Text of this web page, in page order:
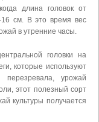
длина головок от
16 см. В это время вес
в утренние часы.
головки на
которые используют
урожай
этот полезный сорт
культуры получается